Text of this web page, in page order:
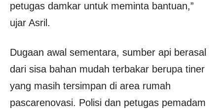
petugas damkar untuk meminta bantuan,”
ujar Asril.
Dugaan awal sementara, sumber api berasal
dari sisa bahan mudah terbakar berupa tiner
yang masih tersimpan di area rumah
pascarenovasi. Polisi dan petugas pemadam